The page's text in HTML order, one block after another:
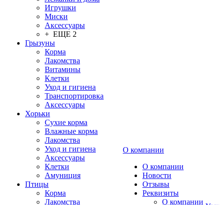
Игрушки
Миски
Аксессуары
+ ЕЩЕ 2
Грызуны
Корма
Лакомства
Витамины
Клетки
Уход и гигиена
Транспортировка
Аксессуары
Хорьки
Сухие корма
Влажные корма
Лакомства
Уход и гигиена
Аксессуары
Клетки
Амуниция
Птицы
Корма
Лакомства
О компании
О компании
Новости
Отзывы
Реквизиты
О компании